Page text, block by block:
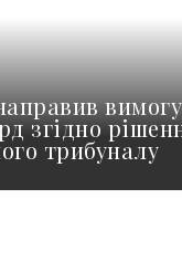
згідно
трибуналу